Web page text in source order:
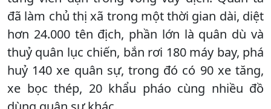
đã làm chủ thị xã trong một thời gian dài, diệt
hơn 24.000 tên địch, phần lớn là quân dù và
thuỷ quân lục chiến, bắn rơi 180 máy bay, phá
huỷ 140 xe quân sự, trong đó có 90 xe tăng,
xe bọc thép, 20 khẩu pháo cùng nhiều đồ